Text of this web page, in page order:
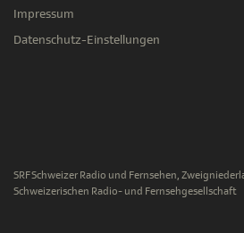
Impressum
Datenschutz-Einstellungen
SRF Schweizer Radio und Fernsehen,
Schweizerischen Radio- und Fernsehgesellschaft